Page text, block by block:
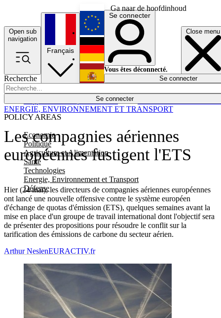
Ga naar de hoofdinhoud
Open sub
navigation
Close menu
Recherche
Se connecter
POLICY AREAS
Economie
Politique
Agriculture et Alimentation
Santé
Technologies
Energie, Environnement et Transport
Défense
Économie
Français
English
Deutsch
Español
Se connecter
Vous êtes déconnecté.
Se connecter
Les compagnies aériennes
européennes fustigent l'ETS
Hier (24 mai), les directeurs de compagnies aériennes européennes
ont lancé une nouvelle offensive contre le système européen
d'échange de quotas d'émission (ETS), quelques semaines avant la
mise en place d'un groupe de travail international dont l'objectif sera
de présenter des propositions pour résoudre le conflit sur la
tarification des émissions de carbone du secteur aérien.
ENERGIE, ENVIRONNEMENT ET TRANSPORT
Arthur NeslenEURACTIV.fr